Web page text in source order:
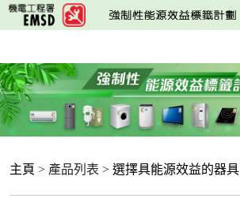
跳
至
要
內
容
主頁 > 產品列表 > 選擇具能源效益的器具